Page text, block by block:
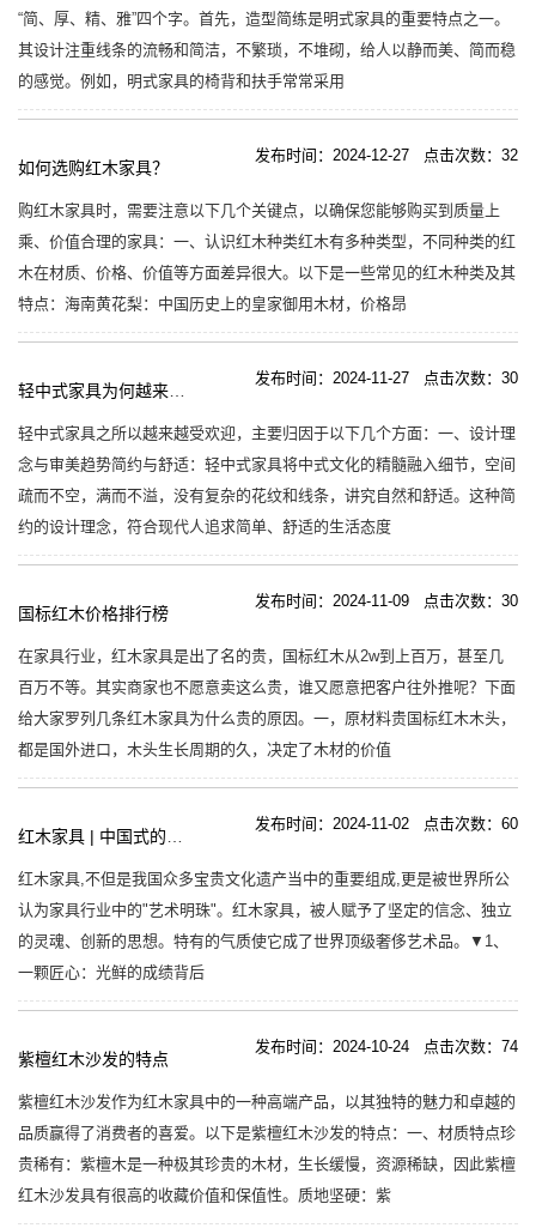
“简、厚、精、雅”四个字‌。‌首先，‌造型简练‌是明式家具的重要特点之一。
其设计注重线条的流畅和简洁，不繁琐，不堆砌，给人以静而美、简而稳
的感觉。例如，明式家具的椅背和扶手常常采用
如何选购红木家具？
购红木家具时，需要注意以下几个关键点，以确保您能够购买到质量上
乘、价值合理的家具：一、认识红木种类红木有多种类型，不同种类的红
木在材质、价格、价值等方面差异很大。以下是一些常见的红木种类及其
特点：海南黄花梨：中国历史上的皇家御用木材，价格昂
发布时间：2024-12-27 点击次数：32
轻中式家具之所以越来越受欢迎，主要归因于以下几个方面：一、设计理
念与审美趋势简约与舒适：轻中式家具将中式文化的精髓融入细节，空间
疏而不空，满而不溢，没有复杂的花纹和线条，讲究自然和舒适。这种简
约的设计理念，符合现代人追求简单、舒适的生活态度
发布时间：2024-11-27 点击次数：30
国标红木价格排行榜
在家具行业，红木家具是出了名的贵，国标红木从2w到上百万，甚至几
百万不等。其实商家也不愿意卖这么贵，谁又愿意把客户往外推呢？下面
给大家罗列几条红木家具为什么贵的原因。一，原材料贵国标红木木头，
都是国外进口，木头生长周期的久，决定了木材的价值
发布时间：2024-11-09 点击次数：30
红木家具,不但是我国众多宝贵文化遗产当中的重要组成,更是被世界所公
认为家具行业中的"艺术明珠"。红木家具，被人赋予了坚定的信念、独立
的灵魂、创新的思想。特有的气质使它成了世界顶级奢侈艺术品。▼1、
一颗匠心：光鲜的成绩背后
发布时间：2024-11-02 点击次数：60
紫檀红木沙发的特点
紫檀红木沙发作为红木家具中的一种高端产品，以其独特的魅力和卓越的
品质赢得了消费者的喜爱。以下是紫檀红木沙发的特点：一、材质特点珍
贵稀有：紫檀木是一种极其珍贵的木材，生长缓慢，资源稀缺，因此紫檀
红木沙发具有很高的收藏价值和保值性。质地坚硬：紫
发布时间：2024-10-24 点击次数：74